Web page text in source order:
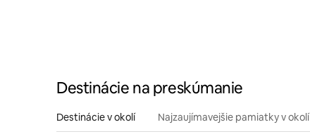
Destinácie na preskúmanie
Destinácie v okolí Najzaujímavejšie pamiatky v okolí